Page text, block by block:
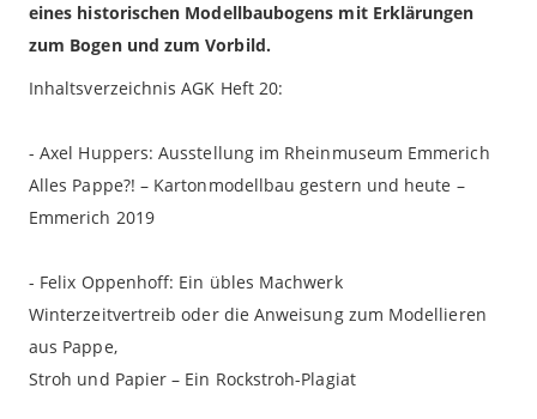
eines historischen Modellbaubogens mit Erklärungen
zum Bogen und zum Vorbild.
Inhaltsverzeichnis AGK Heft 20:
- Axel Huppers: Ausstellung im Rheinmuseum Emmerich
Alles Pappe?! – Kartonmodellbau gestern und heute –
Emmerich 2019
- Felix Oppenhoff: Ein übles Machwerk
Winterzeitvertreib oder die Anweisung zum Modellieren
aus Pappe,
Stroh und Papier – Ein Rockstroh-Plagiat